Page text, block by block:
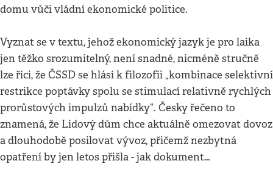
domu vůči vládní ekonomické politice.
Vyznat se v textu, jehož ekonomický jazyk je pro laika
jen těžko srozumitelný, není snadné, nicméně stručně
lze říci, že ČSSD se hlásí k filozofii „kombinace selektivní
restrikce poptávky spolu se stimulací relativně rychlých
prorůstových impulzů nabídky“. Česky řečeno to
znamená, že Lidový dům chce aktuálně omezovat dovoz
a dlouhodobě posilovat vývoz, přičemž nezbytná
opatření by jen letos přišla - jak dokument…